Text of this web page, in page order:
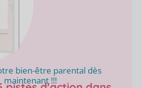
bien-être parental dès
maintenant !!!